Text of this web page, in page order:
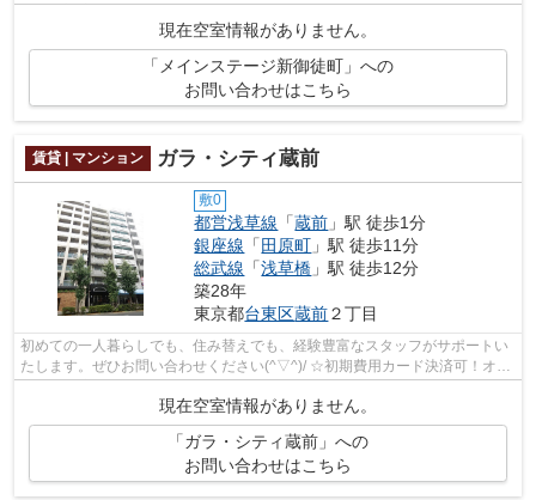
ライン対応可能☆
現在空室情報がありません。
「メインステージ新御徒町」への
お問い合わせはこちら
賃貸 | マンション ガラ・シティ蔵前
敷0
都営浅草線 「蔵前 」駅 徒歩1分
銀座線 「 田原町 」駅 徒歩11分
総武線 「浅草橋 」駅 徒歩12分
築28年
東京都台東区蔵前２丁目
初めての一人暮らしでも、住み替えでも、経験豊富なスタッフがサポートい
たします。ぜひお問い合わせください(^▽^)/ ☆初期費用カード決済可！オン
現在空室情報がありません。
「ガラ・シティ蔵前」への
お問い合わせはこちら